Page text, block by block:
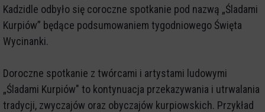
Kadzidle odbyło się coroczne spotkanie pod nazwą „Śladami
Kurpiów” będące podsumowaniem tygodniowego Święta
Wycinanki.
Doroczne spotkanie z twórcami i artystami ludowymi
„Śladami Kurpiów" to kontynuacja przekazywania i utrwalania
tradycji, zwyczajów oraz obyczajów kurpiowskich. Przykład